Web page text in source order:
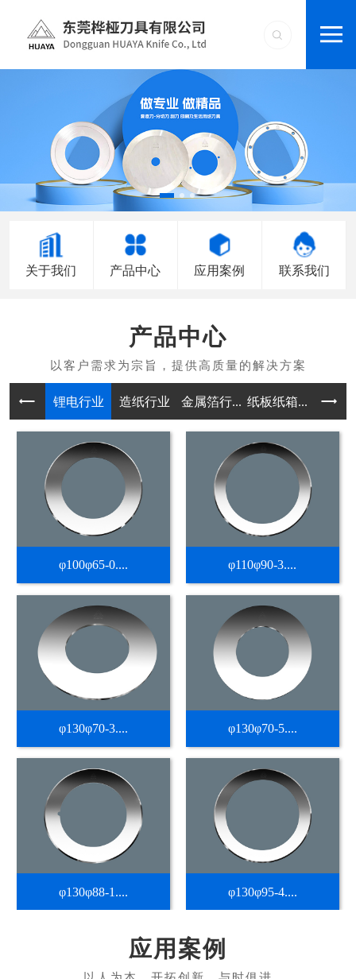
关于我们 产品中心 应用案例 联系我们
产品中心
锂电行业 造纸行业 金属箔行... 纸板纸箱... 不干
φ100φ65-0.... φ110φ90-3....
φ130φ70-3.... φ130φ70-5....
φ130φ88-1.... φ130φ95-4....
应用案例